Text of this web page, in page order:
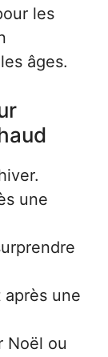
les
âges.
une
une
Noël ou